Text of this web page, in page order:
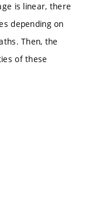
is linear, there
depending on
Then, the
of these